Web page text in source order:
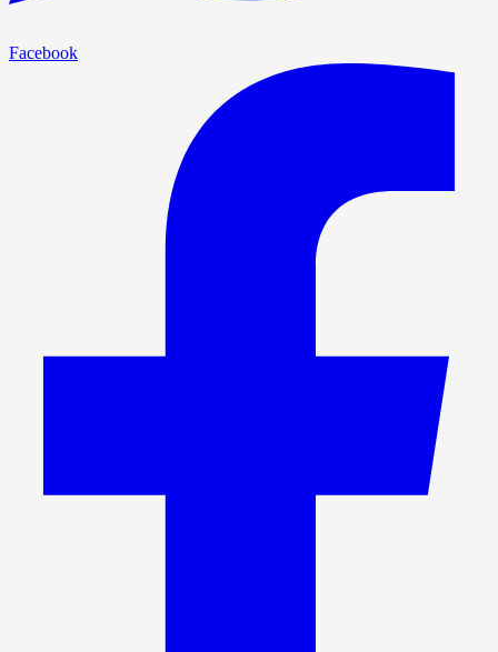
Facebook